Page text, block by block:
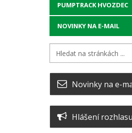
PUMPTRACK HVOZDEC
NOVINKY NA E-MAIL
Novinky na e-
Hlášení rozhlasu